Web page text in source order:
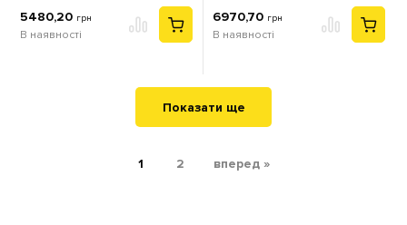
5480,20 грн
В наявності
6970,70 грн
В наявності
Показати ще
1 2 вперед »